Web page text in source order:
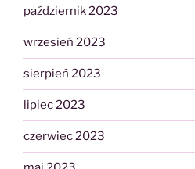
październik 2023
wrzesień 2023
sierpień 2023
lipiec 2023
czerwiec 2023